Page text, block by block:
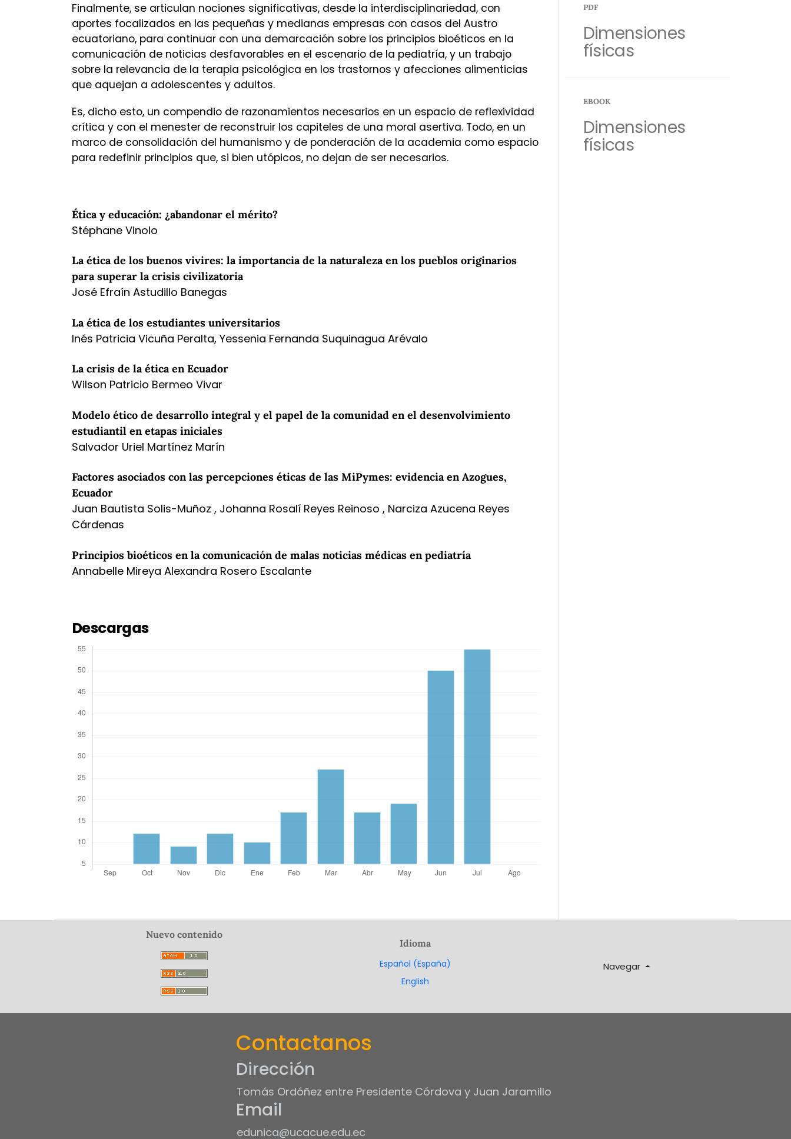
Finalmente, se articulan nociones significativas, desde la interdisciplinariedad, con
aportes focalizados en las pequeñas y medianas empresas con casos del Austro
ecuatoriano, para continuar con una demarcación sobre los principios bioéticos en la
comunicación de noticias desfavorables en el escenario de la pediatría, y un trabajo
sobre la relevancia de la terapia psicológica en los trastornos y afecciones alimenticias
que aquejan a adolescentes y adultos.
Es, dicho esto, un compendio de razonamientos necesarios en un espacio de reflexividad
crítica y con el menester de reconstruir los capiteles de una moral asertiva. Todo, en un
marco de consolidación del humanismo y de ponderación de la academia como espacio
para redefinir principios que, si bien utópicos, no dejan de ser necesarios.
Ética y educación: ¿abandonar el mérito?
Stéphane Vinolo
La ética de los buenos vivires: la importancia de la naturaleza en los pueblos originarios
para superar la crisis civilizatoria
José Efraín Astudillo Banegas
La ética de los estudiantes universitarios
Inés Patricia Vicuña Peralta, Yessenia Fernanda Suquinagua Arévalo
La crisis de la ética en Ecuador
Wilson Patricio Bermeo Vivar
Modelo ético de desarrollo integral y el papel de la comunidad en el desenvolvimiento
estudiantil en etapas iniciales
Salvador Uriel Martínez Marín
Factores asociados con las percepciones éticas de las MiPymes: evidencia en Azogues,
Ecuador
Juan Bautista Solis-Muñoz , Johanna Rosalí Reyes Reinoso , Narciza Azucena Reyes
Cárdenas
Principios bioéticos en la comunicación de malas noticias médicas en pediatría
Annabelle Mireya Alexandra Rosero Escalante
Descargas
PDF
Dimensiones
físicas
EBOOK
Dimensiones
físicas
Nuevo contenido
Idioma
Español (España)
English
Navegar
Contactanos
Dirección
Tomás Ordóñez entre Presidente Córdova y Juan Jaramillo
Email
edunica@ucacue.edu.ec